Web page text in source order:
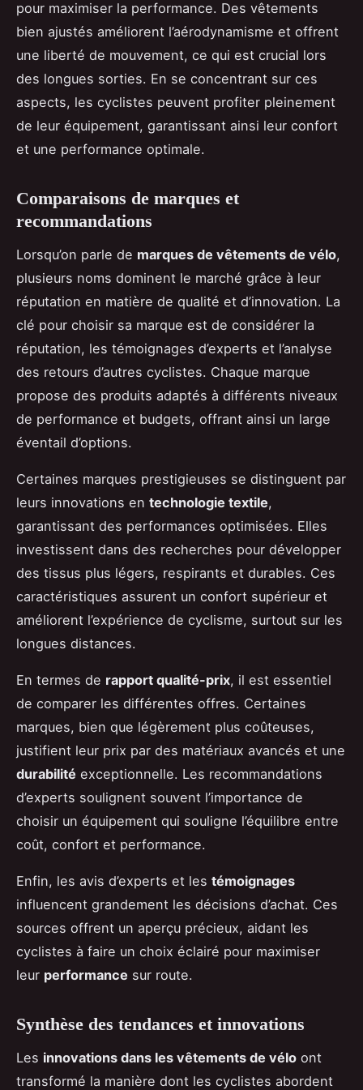
pour maximiser la performance. Des vêtements
bien ajustés améliorent l’aérodynamisme et offrent
une liberté de mouvement, ce qui est crucial lors
des longues sorties. En se concentrant sur ces
aspects, les cyclistes peuvent profiter pleinement
de leur équipement, garantissant ainsi leur confort
et une performance optimale.
Comparaisons de marques et
recommandations
Lorsqu’on parle de marques de vêtements de vélo,
plusieurs noms dominent le marché grâce à leur
réputation en matière de qualité et d’innovation. La
clé pour choisir sa marque est de considérer la
réputation, les témoignages d’experts et l’analyse
des retours d’autres cyclistes. Chaque marque
propose des produits adaptés à différents niveaux
de performance et budgets, offrant ainsi un large
éventail d’options.
Certaines marques prestigieuses se distinguent par
leurs innovations en technologie textile,
garantissant des performances optimisées. Elles
investissent dans des recherches pour développer
des tissus plus légers, respirants et durables. Ces
caractéristiques assurent un confort supérieur et
améliorent l’expérience de cyclisme, surtout sur les
longues distances.
En termes de rapport qualité-prix, il est essentiel
de comparer les différentes offres. Certaines
marques, bien que légèrement plus coûteuses,
justifient leur prix par des matériaux avancés et une
durabilité exceptionnelle. Les recommandations
d’experts soulignent souvent l’importance de
choisir un équipement qui souligne l’équilibre entre
coût, confort et performance.
Enfin, les avis d’experts et les témoignages
influencent grandement les décisions d’achat. Ces
sources offrent un aperçu précieux, aidant les
cyclistes à faire un choix éclairé pour maximiser
leur performance sur route.
Synthèse des tendances et innovations
Les innovations dans les vêtements de vélo ont
transformé la manière dont les cyclistes abordent